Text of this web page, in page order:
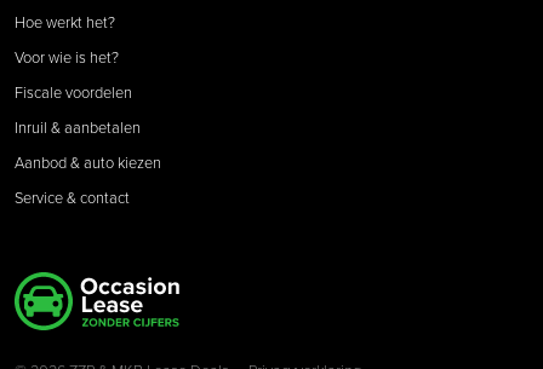
Hoe werkt het?
Voor wie is het?
Fiscale voordelen
Inruil & aanbetalen
Aanbod & auto kiezen
Service & contact